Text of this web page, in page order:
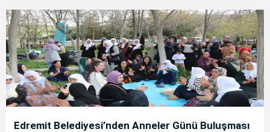
Edremit Belediyesi’nden Anneler Günü Buluşması